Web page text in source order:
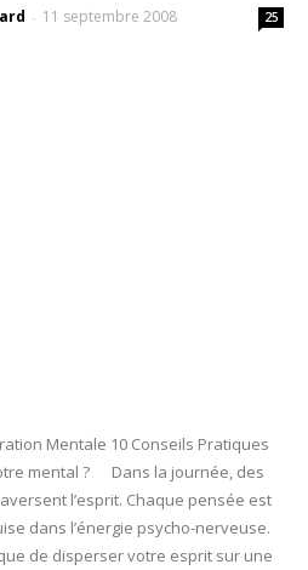
- 11 septembre 2008 25
Mentale 10 Conseils Pratiques
mental ? Dans la journée, des
l’esprit. Chaque pensée est
dans l’énergie psycho-nerveuse.
de disperser votre esprit sur une